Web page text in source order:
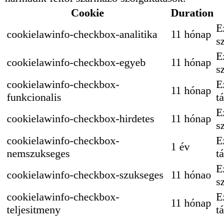
Cookie
Duration
cookielawinfo-checkbox-analitika
11 hónap
cookielawinfo-checkbox-egyeb
11 hónap
cookielawinfo-checkbox-
funkcionalis
11 hónap
cookielawinfo-checkbox-hirdetes
11 hónap
cookielawinfo-checkbox-
nemszukseges
1 év
cookielawinfo-checkbox-szukseges
11 hónao
cookielawinfo-checkbox-
teljesitmeny
11 hónap